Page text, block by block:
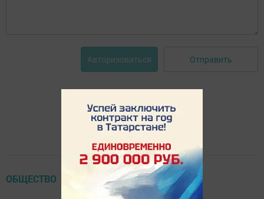
Авторизоваться Отправить
ОБЩЕСТВО